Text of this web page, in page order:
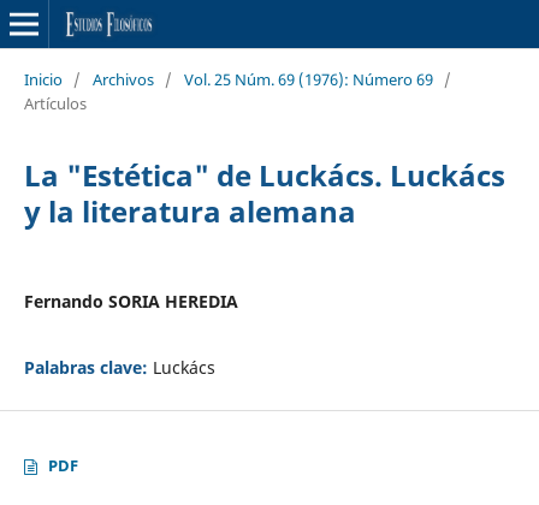
Inicio / Archivos / Vol. 25 Núm. 69 (1976): Número 69 /
Artículos
La "Estética" de Luckács. Luckács
y la literatura alemana
Fernando SORIA HEREDIA
Palabras clave: Luckács
PDF